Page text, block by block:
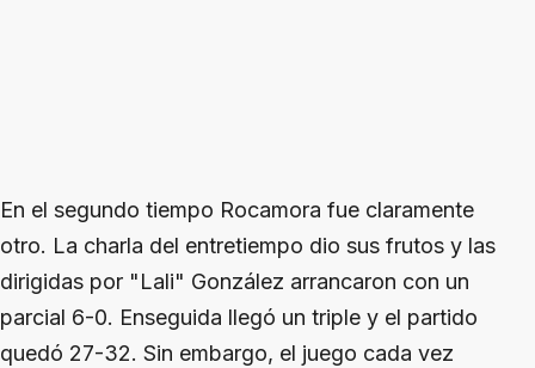
En el segundo tiempo Rocamora fue claramente
otro. La charla del entretiempo dio sus frutos y las
dirigidas por "Lali" González arrancaron con un
parcial 6-0. Enseguida llegó un triple y el partido
quedó 27-32. Sin embargo, el juego cada vez